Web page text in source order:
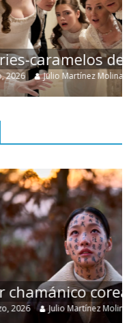
Shondaland
0
0